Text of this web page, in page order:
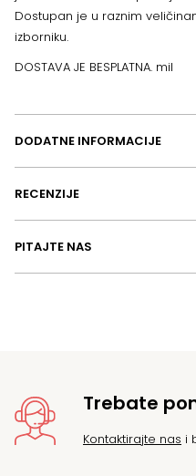
Dostupan je u raznim
izborniku.
DOSTAVA JE BESPLATNA. mil
DODATNE INFORMACIJE
RECENZIJE
PITAJTE NAS
Trebate
Kontaktirajte nas i